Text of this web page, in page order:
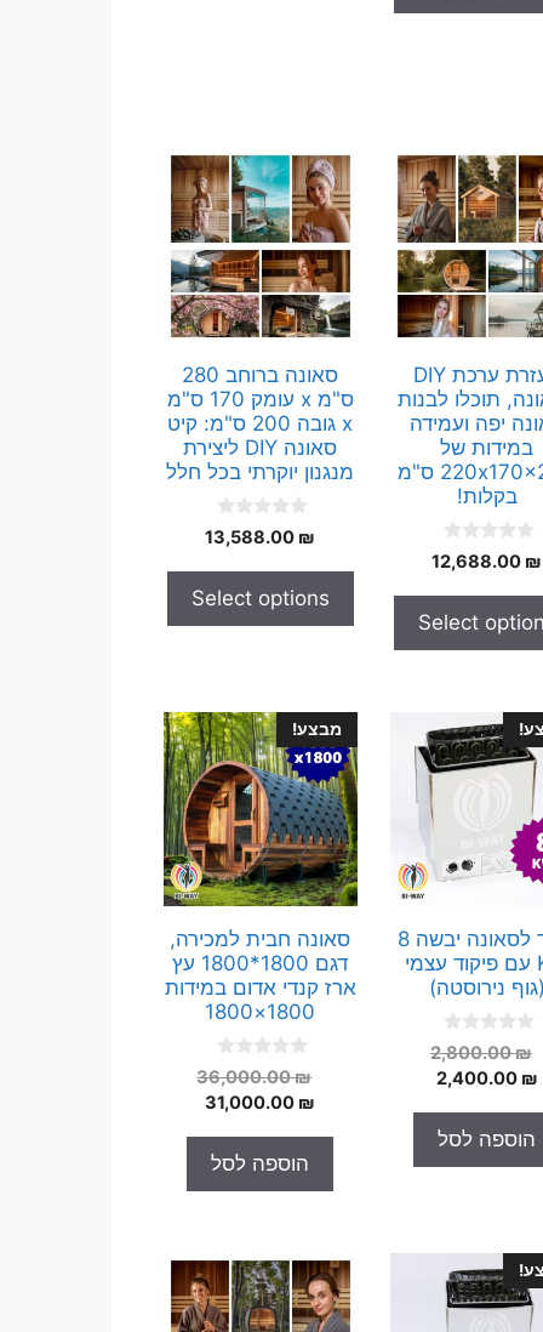
5
בעזרת ערכת DIY
תוכלו לבנות
יפה ועמידה
במידות של
220x170x200 ס"מ
בקלות!
0
o
o
5
12,688.00 ₪
Select
סאונה ברוחב 280
ס"מ x עומק 170 ס"מ
x גובה 200 ס"מ: קיט
סאונה DIY ליצירת
מנגנון יוקרתי בכל חלל
0
o
o
5
13,588.00 ₪
Select options
תנור לסאונה יבשה 8
KW עם פיקוד עצמי
(גוף נירוסטה)
0
o
u
o
f
5
2,800.00₪
המחיר
2,400.00 ₪
המחיר
הוספה לסל
מבצע!
סאונה חבית למכירה,
דגם 1800*1800 עץ
ארז קנדי אדום במידות
1800×1800
0
o
u
o
f
5
36,000.00₪
המחיר
31,000.00 ₪
המחיר
הוספה לסל